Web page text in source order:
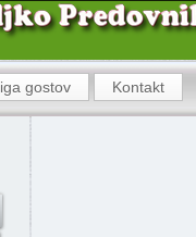
gostov Kontakt